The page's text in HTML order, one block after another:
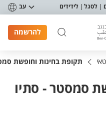
לסגל לידידים עב
להרשמה
תקופת בחינות וחופשת
סמסטר - סתיו